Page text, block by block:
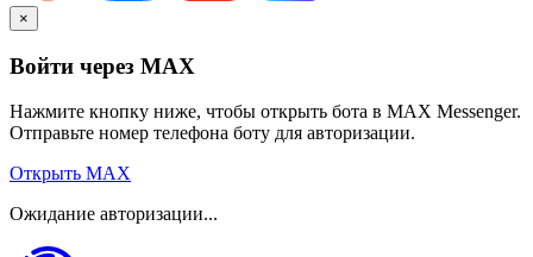
×
Войти через MAX
Нажмите кнопку ниже, чтобы открыть бота в MAX Messenger.
Отправьте номер телефона боту для авторизации.
Открыть MAX
Ожидание авторизации...